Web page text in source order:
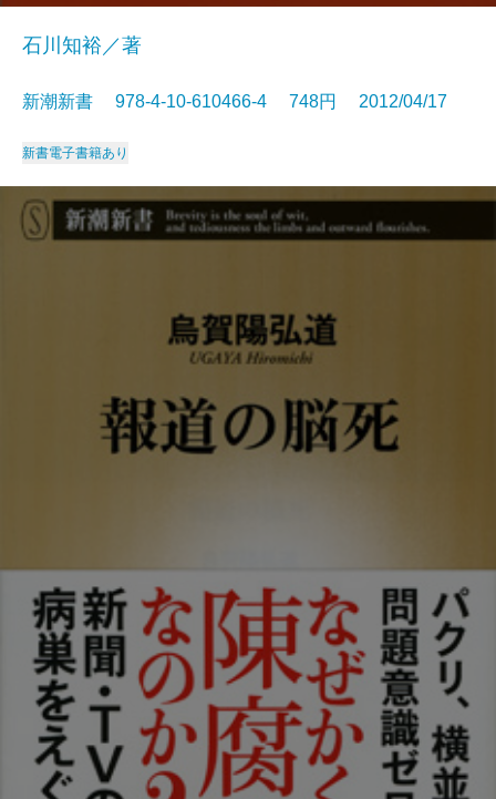
石川知裕／著
新潮新書 978-4-10-610466-4 748円 2012/04/17
新書電子書籍あり